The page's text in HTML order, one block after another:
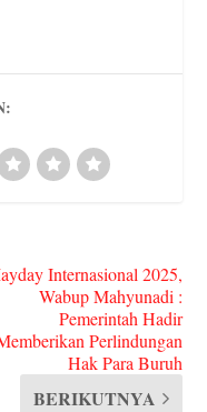
Internasional 2025,
Wabup Mahyunadi :
Pemerintah Hadir
Perlindungan
Hak Para Buruh
BERIKUTNYA